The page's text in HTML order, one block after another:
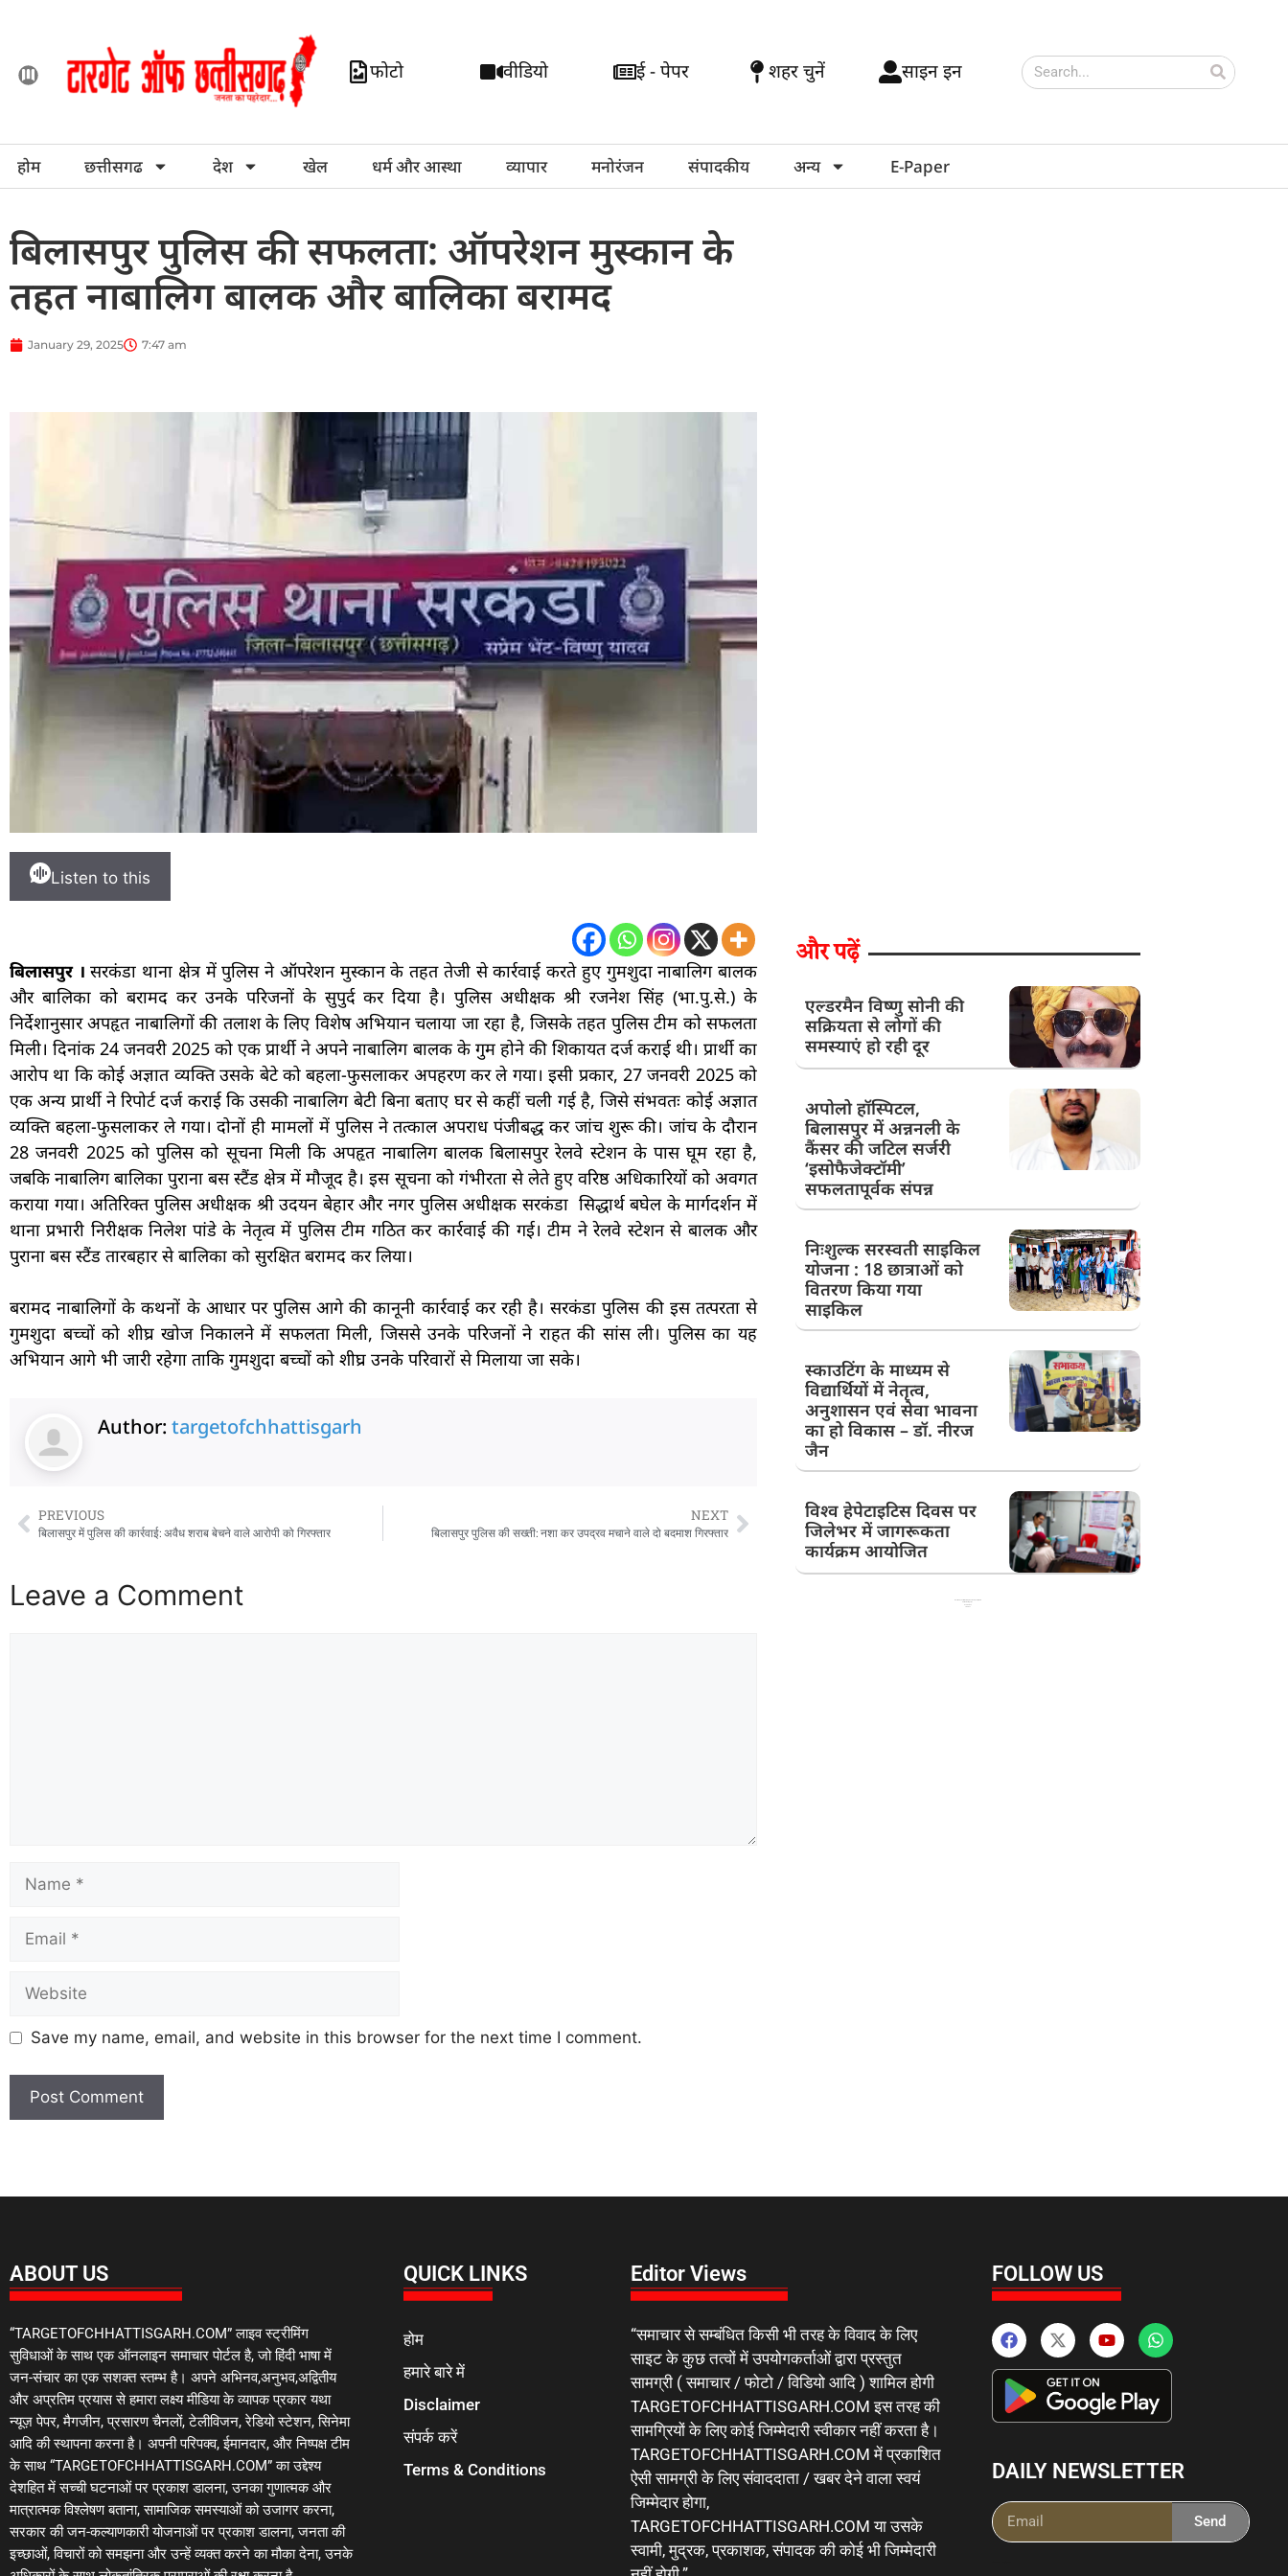
फोटो वीडियो ई - पेपर शहर चुनें साइन इन
होम छत्तीसगढ देश खेल धर्म और आस्था व्यापार मनोरंजन संपादकीय अन्य E-Paper
बिलासपुर पुलिस की सफलता: ऑपरेशन मुस्कान के
तहत नाबालिग बालक और बालिका बरामद
January 29, 2025 7:47 am
Listen to this
बिलासपुर । सरकंडा थाना क्षेत्र में पुलिस ने ऑपरेशन मुस्कान के तहत तेजी से कार्रवाई करते हुए गुमशुदा नाबालिग बालक
और बालिका को बरामद कर उनके परिजनों के सुपुर्द कर दिया है। पुलिस अधीक्षक श्री रजनेश सिंह (भा.पु.से.) के
निर्देशानुसार अपहृत नाबालिगों की तलाश के लिए विशेष अभियान चलाया जा रहा है, जिसके तहत पुलिस टीम को सफलता
मिली। दिनांक 24 जनवरी 2025 को एक प्रार्थी ने अपने नाबालिग बालक के गुम होने की शिकायत दर्ज कराई थी। प्रार्थी का
आरोप था कि कोई अज्ञात व्यक्ति उसके बेटे को बहला-फुसलाकर अपहरण कर ले गया। इसी प्रकार, 27 जनवरी 2025 को
एक अन्य प्रार्थी ने रिपोर्ट दर्ज कराई कि उसकी नाबालिग बेटी बिना बताए घर से कहीं चली गई है, जिसे संभवतः कोई अज्ञात
व्यक्ति बहला-फुसलाकर ले गया। दोनों ही मामलों में पुलिस ने तत्काल अपराध पंजीबद्ध कर जांच शुरू की। जांच के दौरान
28 जनवरी 2025 को पुलिस को सूचना मिली कि अपहृत नाबालिग बालक बिलासपुर रेलवे स्टेशन के पास घूम रहा है,
जबकि नाबालिग बालिका पुराना बस स्टैंड क्षेत्र में मौजूद है। इस सूचना को गंभीरता से लेते हुए वरिष्ठ अधिकारियों को अवगत
कराया गया। अतिरिक्त पुलिस अधीक्षक श्री उदयन बेहार और नगर पुलिस अधीक्षक सरकंडा सिद्धार्थ बघेल के मार्गदर्शन में
थाना प्रभारी निरीक्षक निलेश पांडे के नेतृत्व में पुलिस टीम गठित कर कार्रवाई की गई। टीम ने रेलवे स्टेशन से बालक और
पुराना बस स्टैंड तारबहार से बालिका को सुरक्षित बरामद कर लिया।
बरामद नाबालिगों के कथनों के आधार पर पुलिस आगे की कानूनी कार्रवाई कर रही है। सरकंडा पुलिस की इस तत्परता से
गुमशुदा बच्चों को शीघ्र खोज निकालने में सफलता मिली, जिससे उनके परिजनों ने राहत की सांस ली। पुलिस का यह
अभियान आगे भी जारी रहेगा ताकि गुमशुदा बच्चों को शीघ्र उनके परिवारों से मिलाया जा सके।
Author: targetofchhattisgarh
PREVIOUS
बिलासपुर में पुलिस की कार्रवाई: अवैध शराब बेचने वाले आरोपी को गिरफ्तार
NEXT
बिलासपुर पुलिस की सख्ती: नशा कर उपद्रव मचाने वाले दो बदमाश गिरफ्तार
Leave a Comment
Save my name, email, and website in this browser for the next time I comment.
और पढ़ें
एल्डरमैन विष्णु सोनी की
सक्रियता से लोगों की
समस्याएं हो रही दूर
अपोलो हॉस्पिटल,
बिलासपुर में अन्ननली के
कैंसर की जटिल सर्जरी
‘इसोफैजेक्टॉमी’
सफलतापूर्वक संपन्न
निःशुल्क सरस्वती साइकिल
योजना : 18 छात्राओं को
वितरण किया गया
साइकिल
स्काउटिंग के माध्यम से
विद्यार्थियों में नेतृत्व,
अनुशासन एवं सेवा भावना
का हो विकास – डॉ. नीरज
जैन
विश्व हेपेटाइटिस दिवस पर
जिलेभर में जागरूकता
कार्यक्रम आयोजित
ABOUT US
“TARGETOFCHHATTISGARH.COM” लाइव स्ट्रीमिंग
सुविधाओं के साथ एक ऑनलाइन समाचार पोर्टल है, जो हिंदी भाषा में
जन-संचार का एक सशक्त स्तम्भ है। अपने अभिनव,अनुभव,अद्वितीय
और अप्रतिम प्रयास से हमारा लक्ष्य मीडिया के व्यापक प्रकार यथा
न्यूज़ पेपर, मैगजीन, प्रसारण चैनलों, टेलीविजन, रेडियो स्टेशन, सिनेमा
आदि की स्थापना करना है। अपनी परिपक्व, ईमानदार, और निष्पक्ष टीम
के साथ “TARGETOFCHHATTISGARH.COM” का उद्देश्य
देशहित में सच्ची घटनाओं पर प्रकाश डालना, उनका गुणात्मक और
मात्रात्मक विश्लेषण बताना, सामाजिक समस्याओं को उजागर करना,
सरकार की जन-कल्याणकारी योजनाओं पर प्रकाश डालना, जनता की
इच्छाओं, विचारों को समझना और उन्हें व्यक्त करने का मौका देना, उनके
QUICK LINKS
होम
हमारे बारे में
Disclaimer
संपर्क करें
Terms & Conditions
Editor Views
“समाचार से सम्बंधित किसी भी तरह के विवाद के लिए
साइट के कुछ तत्वों में उपयोगकर्ताओं द्वारा प्रस्तुत
सामग्री ( समाचार / फोटो / विडियो आदि ) शामिल होगी
TARGETOFCHHATTISGARH.COM इस तरह की
सामग्रियों के लिए कोई जिम्मेदारी स्वीकार नहीं करता है।
TARGETOFCHHATTISGARH.COM में प्रकाशित
ऐसी सामग्री के लिए संवाददाता / खबर देने वाला स्वयं
जिम्मेदार होगा,
TARGETOFCHHATTISGARH.COM या उसके
स्वामी, मुद्रक, प्रकाशक, संपादक की कोई भी जिम्मेदारी
FOLLOW US
DAILY NEWSLETTER
Send